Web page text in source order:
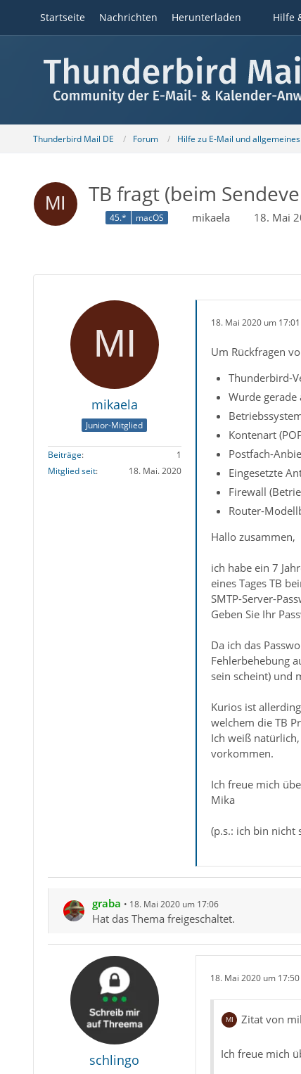
Startseite Nachrichten Herunterladen Hilfe
Thunderbird Mail DE Forum Hilfe zu E-Mail und
TB fragt (beim
45.* macOS mikaela 18. Mai
mikaela
Junior-Mitglied
Beiträge
1
Mitglied seit
18. Mai. 2020
18. Mai 2020 um 17:01
Um Rückfragen
Thunderbird-
Wurde gerade
Kontenart
Postfach-
Eingesetzte
Firewall
Router-
Hallo zusammen,
ich habe ein 7
eines Tages TB
SMTP-Server-
Geben Sie Ihr
Da ich das
Fehlerbehebung
sein scheint) und
Kurios ist
welchem die TB
Ich weiß
vorkommen.
Ich freue mich
Mika
(p.s.: ich bin nicht
graba 18. Mai 2020 um 17:06
Hat das Thema freigeschaltet.
schlingo
18. Mai 2020 um 17:50
Zitat von
Ich freue mich